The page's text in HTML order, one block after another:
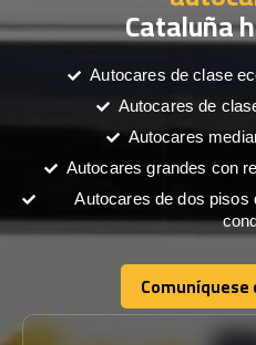
Cataluña
Autocares de clase
Autocares de
Autocares
Autocares grandes con
Autocares de dos pisos